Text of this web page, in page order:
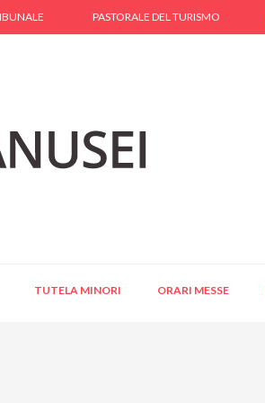
PASTORALE DEL TURISMO
TUTELA MINORI ORARI MESSE